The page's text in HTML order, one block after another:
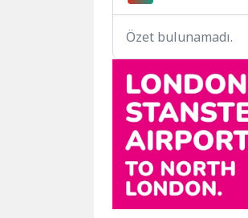
Özet bulunamadı.